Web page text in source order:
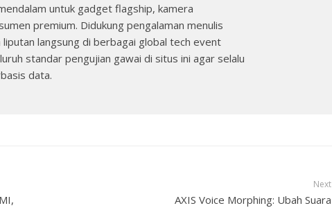
untuk gadget flagship, kamera
premium. Didukung pengalaman menulis
langsung di berbagai global tech event
standar pengujian gawai di situs ini agar selalu
data.
Next
AXIS Voice Morphing: Ubah Suara